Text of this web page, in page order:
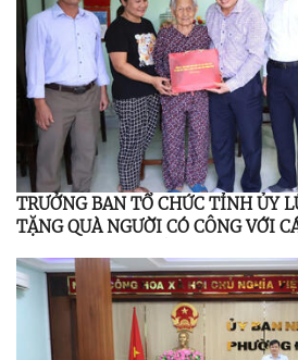
TRƯỞNG BAN TỔ CHỨC TỈNH ỦY
TẶNG QUÀ NGƯỜI CÓ CÔNG VỚI